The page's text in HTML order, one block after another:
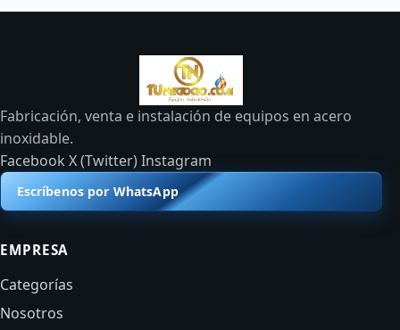
Fabricación, venta e instalación de equipos en acero
inoxidable.
FacebookX (Twitter)Instagram
Escríbenos por WhatsApp
EMPRESA
Categorías
Nosotros